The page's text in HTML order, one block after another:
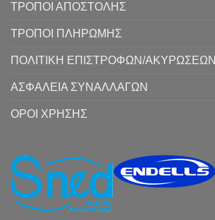
ΤΡΟΠΟΙ ΑΠΟΣΤΟΛΗΣ
ΤΡΟΠΟΙ ΠΛΗΡΩΜΗΣ
ΠΟΛΙΤΙΚΗ ΕΠΙΣΤΡΟΦΩΝ/ΑΚΥΡΩΣΕΩΝ
ΑΣΦΑΛΕΙΑ ΣΥΝΑΛΛΑΓΩΝ
ΟΡΟΙ ΧΡΗΣΗΣ